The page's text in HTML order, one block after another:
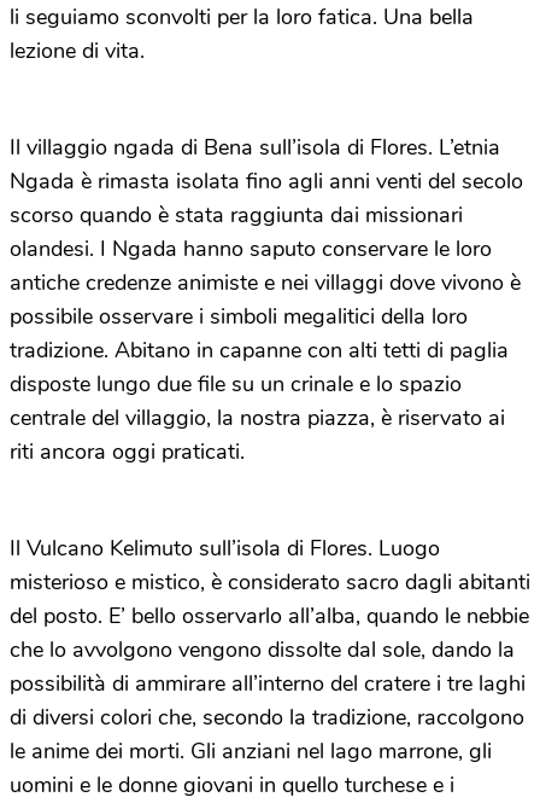
li seguiamo sconvolti per la loro fatica. Una bella
lezione di vita.
Il villaggio ngada di Bena sull’isola di Flores. L’etnia
Ngada è rimasta isolata fino agli anni venti del secolo
scorso quando è stata raggiunta dai missionari
olandesi. I Ngada hanno saputo conservare le loro
antiche credenze animiste e nei villaggi dove vivono è
possibile osservare i simboli megalitici della loro
tradizione. Abitano in capanne con alti tetti di paglia
disposte lungo due file su un crinale e lo spazio
centrale del villaggio, la nostra piazza, è riservato ai
riti ancora oggi praticati.
Il Vulcano Kelimuto sull’isola di Flores. Luogo
misterioso e mistico, è considerato sacro dagli abitanti
del posto. E’ bello osservarlo all’alba, quando le nebbie
che lo avvolgono vengono dissolte dal sole, dando la
possibilità di ammirare all’interno del cratere i tre laghi
di diversi colori che, secondo la tradizione, raccolgono
le anime dei morti. Gli anziani nel lago marrone, gli
uomini e le donne giovani in quello turchese e i